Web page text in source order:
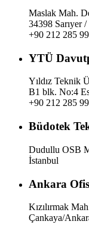
Maslak Mah.
34398 Sarıyer
+90 212 285
YTÜ
Yıldız Teknik
B1 blk. No:4
+90 212 285
Büdotek
Dudullu OSB
İstanbul
Ankara
Kızılırmak
Çankaya/